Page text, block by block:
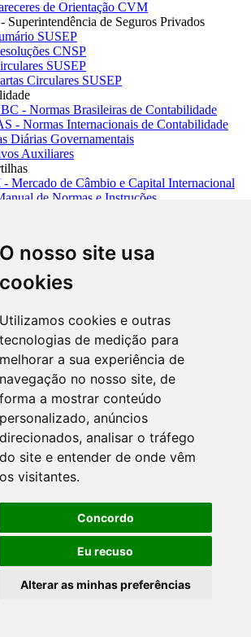
O nosso site usa
cookies
Utilizamos cookies e outras
tecnologias de medição para
melhorar a sua experiência de
navegação no nosso site, de
forma a mostrar conteúdo
personalizado, anúncios
direcionados, analisar o tráfego
do site e entender de onde vêm
os visitantes.
Concordo
Eu recuso
Alterar as minhas preferências
de Orientação CVM
Superintendência de Seguros Privados
SUSEP
CNSP
SUSEP
Circulares SUSEP
- Normas Brasileiras de Contabilidade
- Normas Internacionais de Contabilidade
Diárias Governamentais
Auxiliares
Mercado de Câmbio e Capital Internacional
de Normas e Instruções
Manual de Títulos e Valores Mobiliários
de Crédito Rural
- Manual de Organização do SFN
Manual de Supervisão Bancária
- Catálogo de Documentos
- Classificação Nacional de
Econômicas
do BCB
Auxiliares do BCB e Cosif-e
Diárias Governamentais
da República
Nacionais Reguladoras
Textos
Discussão